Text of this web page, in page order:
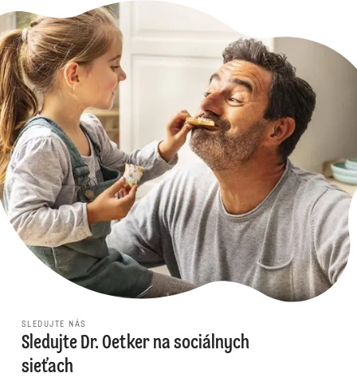
SLEDUJTE NÁS
Sledujte Dr. Oetker na sociálnych
sieťach